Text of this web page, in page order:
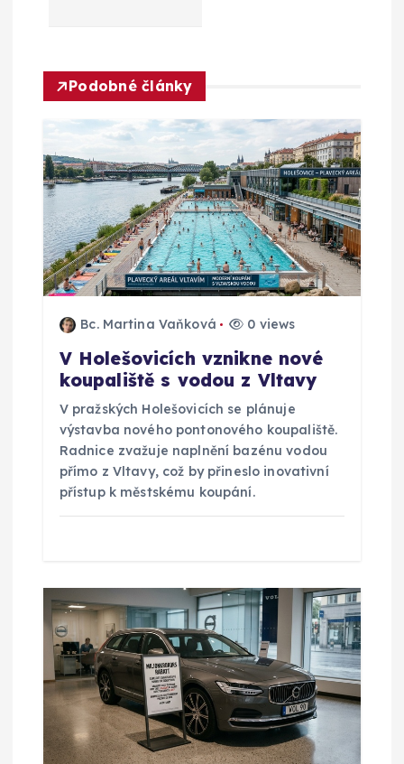
o
p
ř
s
p
Podobné články
Bc. Martina Vaňková 0 views
V Holešovicích vznikne nové
koupaliště s vodou z Vltavy
V pražských Holešovicích se plánuje
výstavba nového pontonového koupaliště.
Radnice zvažuje naplnění bazénu vodou
přímo z Vltavy, což by přineslo inovativní
přístup k městskému koupání.